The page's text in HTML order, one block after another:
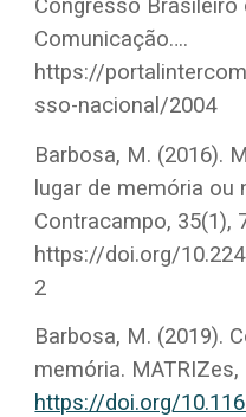
Congresso Brasileiro
Comunicação….
https://
sso-nacional/2004
Barbosa, M. (2016).
lugar de memória ou
Contracampo, 35(1),
https://doi.org/
2
Barbosa, M. (2019).
memória. MATRIZes,
https://doi.org/